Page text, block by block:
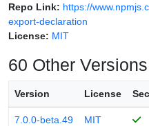
Repo Link: https://
export-declaration
License: MIT
60 Other Versions
Version License
7.0.0-beta.49 MIT